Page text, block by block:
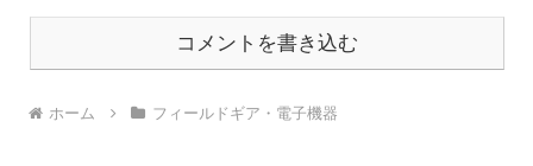
コメントを書き込む
ホーム フィールドギア・電子機器